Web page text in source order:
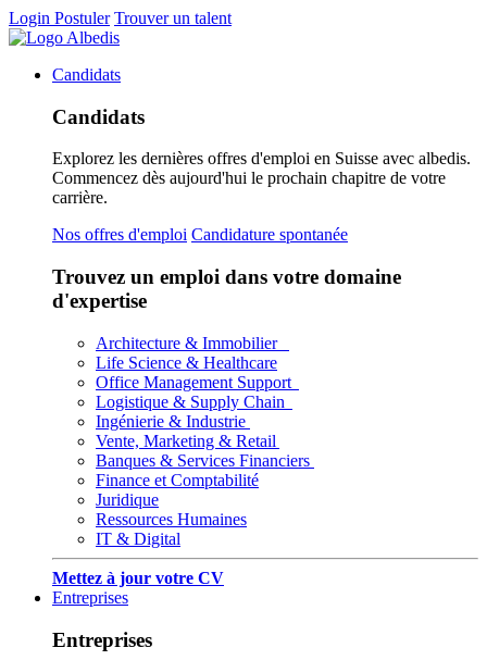
Login Postuler Trouver un talent
Candidats
Candidats
Explorez les dernières offres d'emploi en Suisse avec albedis.
Commencez dès aujourd'hui le prochain chapitre de votre
carrière.
Nos offres d'emploi Candidature spontanée
Trouvez un emploi dans votre domaine
d'expertise
Architecture & Immobilier
Life Science & Healthcare
Office Management Support
Logistique & Supply Chain
Ingénierie & Industrie
Vente, Marketing & Retail
Banques & Services Financiers
Finance et Comptabilité
Juridique
Ressources Humaines
IT & Digital
Mettez à jour votre CV
Entreprises
Entreprises